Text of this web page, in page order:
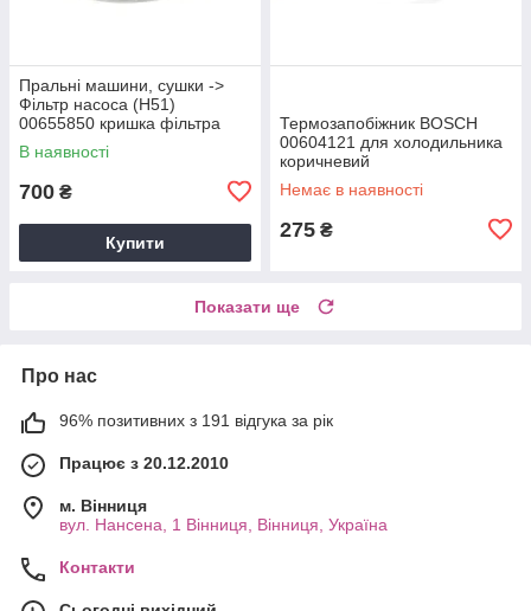
Пральні машини, сушки ->
Фільтр насоса (Н51)
00655850 кришка фільтра
(А41)
В наявності
700 ₴
Купити
Термозапобіжник BOSCH
00604121 для холодильника
коричневий
Немає в наявності
275 ₴
Показати ще
Про нас
96% позитивних з 191 відгука за рік
Працює з 20.12.2010
м. Вінниця
вул. Нансена, 1 Вінниця, Вінниця, Україна
Контакти